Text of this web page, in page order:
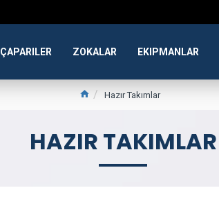
ÇAPARILER ZOKALAR EKIPMANLAR
Hazır Takımlar
HAZIR TAKIMLAR